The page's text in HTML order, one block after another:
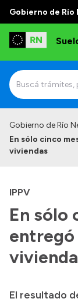
Gobierno de Río
Gobierno de Río
En sólo cinco
viviendas
IPPV
En sólo
entregó
El resultado